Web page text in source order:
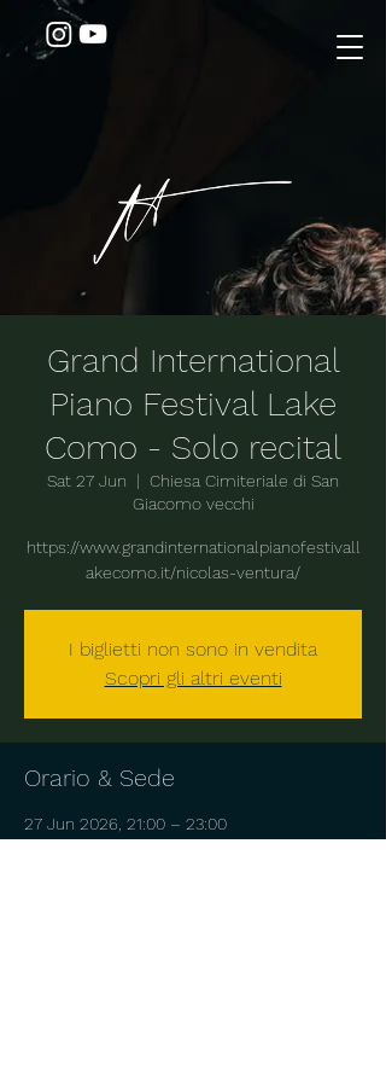
Grand International
Piano Festival Lake
Como - Solo recital
Sat 27 Jun
  |
Chiesa Cimiteriale di San
Giacomo vecchi
https://www.grandinternationalpianofestivall
akecomo.it/nicolas-ventura/
I biglietti non sono in vendita
Scopri gli altri eventi
Orario & Sede
27 Jun 2026, 21:00 – 23:00